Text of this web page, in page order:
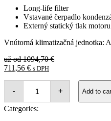
Long-life filter
Vstavané čerpadlo
Externý statický tlak
Vnútorná klimatizačná jednotka:
už od1094,70€Original
711,56 €Current
711,56 €.
s DPH
-
SAMSUNG
MULTISPLIT
SLIM
+ Add to
Categories: